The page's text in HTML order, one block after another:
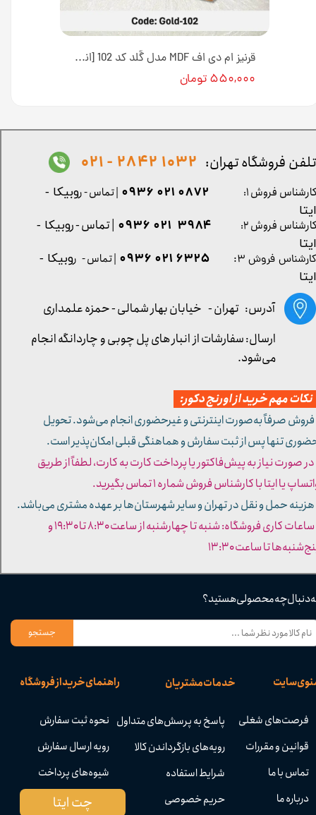
قرنیز ام دی اف MDF مدل گُلد کد 102 [انبار تهران]
۵۵۰,۰۰۰ تومان
راهنمای خرید از فروشگاه
نحوه ثبت سفارش
رویه ارسال سفارش
شیوه‌های پرداخت
خدمات مشتریان
پاسخ به پرسش‌های متداول
رویه‌های بازگرداندن کالا
شرایط استفاده
حریم خصوصی
سایت
فرصت‌های شغلی
قوانین و مقررات
تماس با ما
درباره ما
دنبال چه محصولی هستید؟
جستجو
چت ایتا
کارشناس فروش ۳: ۶۳۲۵ ۰۲۱ ۰۹۳۶ | تماس - روبیکا -
ایتا
آدرس: تهران - خیابان بهار شمالی - حمزه علمداری
تلفن فروشگاه تهران: 1032 2842 - 021
مهم خرید از اورنج دکور:
صرفاً به‌صورت اینترنتی و غیرحضوری انجام می‌شود. تحویل
تنها پس از ثبت سفارش و هماهنگی قبلی امکان‌پذیر است.
صورت نیاز به پیش‌فاکتور یا پرداخت کارت به کارت، لطفاً از طریق
یا ایتا با کارشناس فروش شماره ۱ تماس بگیرید.
حمل و نقل در تهران و سایر شهرستان‌ها بر عهده مشتری می‌باشد.
- ساعات کاری فروشگاه: شنبه تا چهارشنبه از ساعت ۸:۳۰ تا ۱۹:۳۰ و
تا ساعت ۱۳:۳۰​​​​​​​
کارشناس فروش ۱: 0872 021 0936 | تماس - روبیکا -
ایتا
کارشناس فروش ۲:
۳۹۸۴ ۰۲۱ ۰۹۳۶ | تماس - روبیکا -
ایتا
ارسال: سفارشات از انبار های پل چوبی و چاردانگه انجام
می‌شود.